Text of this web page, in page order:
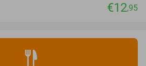
€12,95